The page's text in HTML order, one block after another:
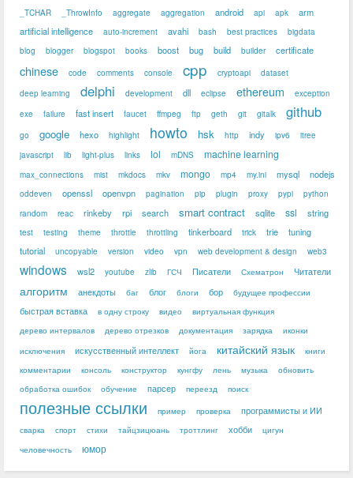
_TCHAR _ThrowInfo aggregate aggregation android api apk
arm
artificial intelligence
auto-increment avahi bash best practices
bigdata
blog
blogger blogspot books boost bug build builder certificate
chinese code comments console cpp cryptoapi
dataset
deep learning
delphi development dll eclipse ethereum
exception
exe
failure fast insert faucet ffmpeg ftp geth git gitalk github
go google hexo highlight howto hsk http indy ipv6
itree
javascript
lib light-plus links lol mDNS machine learning
max_connections mist mkdocs mkv mongo mp4 my.ini mysql nodejs
oddeven openssl openvpn pagination pip plugin proxy pypi
python
random
reac rinkeby rpi search smart contract sqlite ssl string
test testing theme throttle throttling tinkerboard trick trie
tuning
tutorial
uncopyable version video vpn web development & design web3
windows wsl2 youtube zlib ГСЧ Писатели Схематрон Читатели
алгоритм анекдоты баг блог блоги бор будущее профессии
быстрая вставка в одну строку видео
виртуальная функция
дерево интервалов
дерево отрезков документация зарядка
иконки
исключения
искусственный интеллект йога китайский язык
книги
комментарии
консоль конструктор кунгфу лень музыка
обновить
обработка ошибок
обучение парсер переезд поиск
полезные ссылки пример проверка программисты и ИИ
сварка спорт стихи тайцзицюань троттлинг хобби
цигун
человечность
юмор